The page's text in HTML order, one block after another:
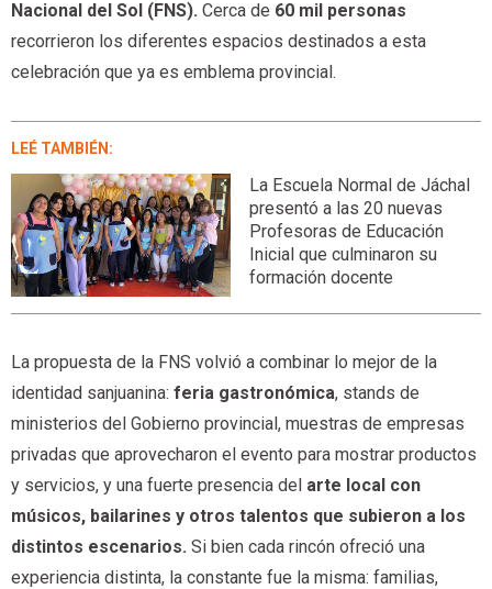
Nacional del Sol (FNS). Cerca de 60 mil personas
recorrieron los diferentes espacios destinados a esta
celebración que ya es emblema provincial.
LEÉ TAMBIÉN:
La Escuela Normal de Jáchal
presentó a las 20 nuevas
Profesoras de Educación
Inicial que culminaron su
formación docente
La propuesta de la FNS volvió a combinar lo mejor de la
identidad sanjuanina: feria gastronómica, stands de
ministerios del Gobierno provincial, muestras de empresas
privadas que aprovecharon el evento para mostrar productos
y servicios, y una fuerte presencia del arte local con
músicos, bailarines y otros talentos que subieron a los
distintos escenarios. Si bien cada rincón ofreció una
experiencia distinta, la constante fue la misma: familias,